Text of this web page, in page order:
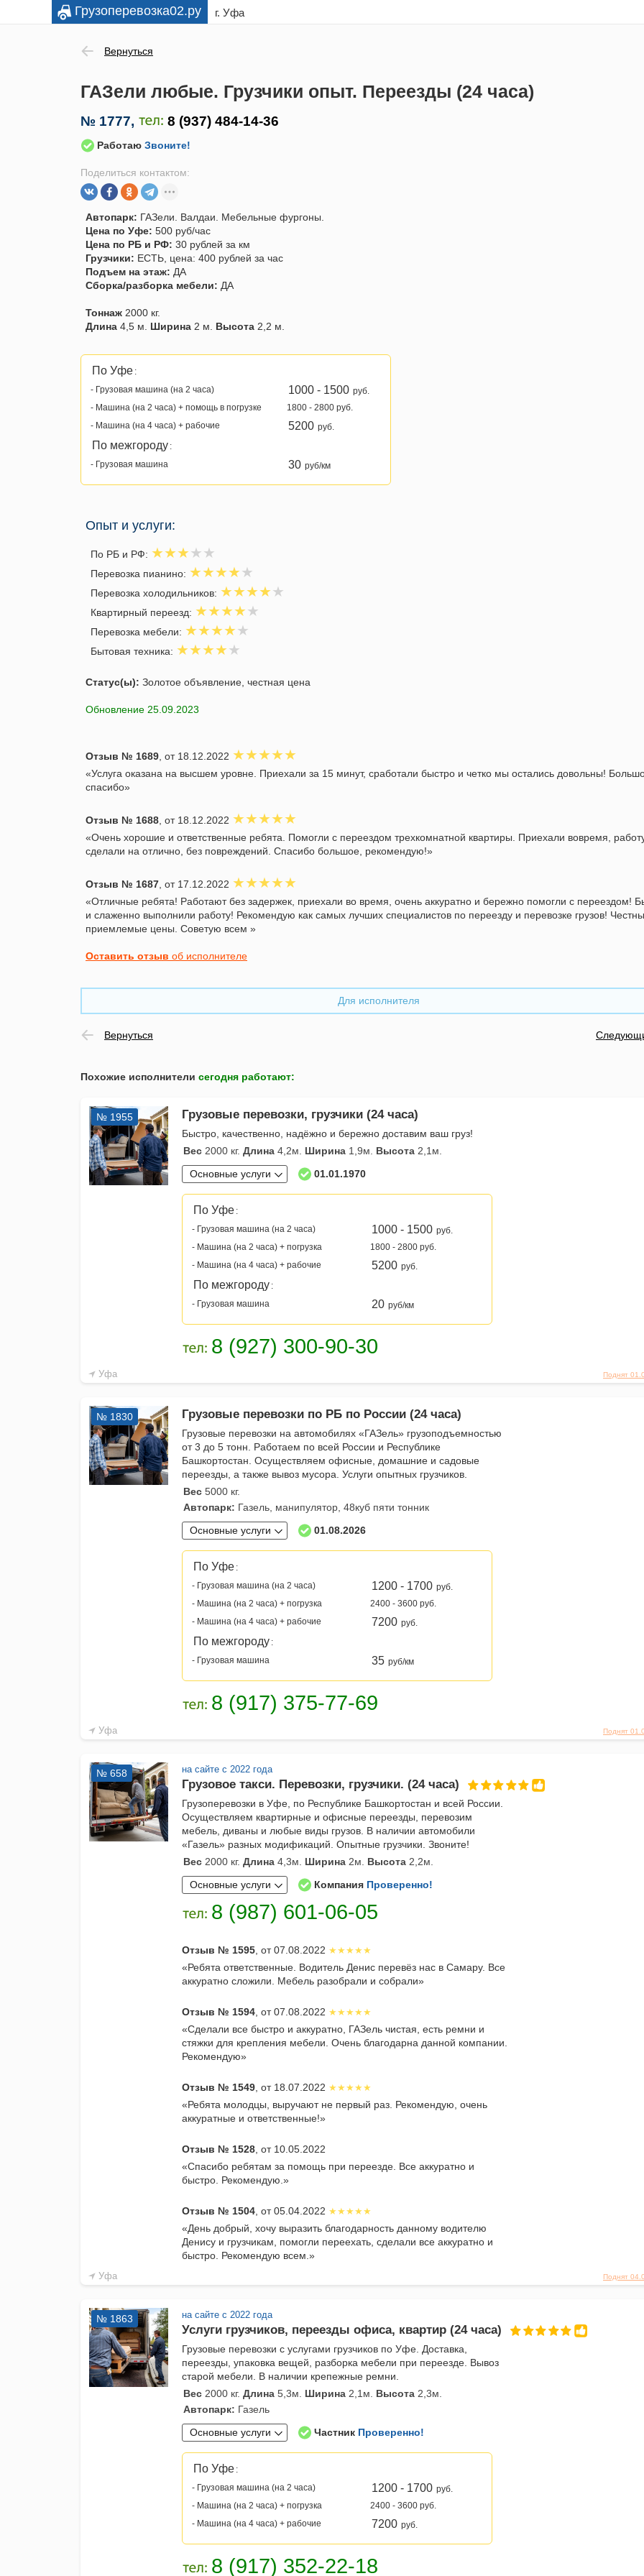
Грузоперевозка02.ру г. Уфа
Вернуться
ГАЗели любые. Грузчики опыт. Переезды (24 часа)
№ 1777,
Работаю Звоните!
Поделиться контактом:
Автопарк: ГАЗели. Валдаи. Мебельные фургоны.
Цена по Уфе: 500 руб/час
Цена по РБ и РФ: 30 рублей за км
Грузчики: ЕСТЬ, цена: 400 рублей за час
Подъем на этаж: ДА
Сборка/разборка мебели: ДА
Тоннаж 2000 кг.
Длина 4,5 м. Ширина 2 м. Высота 2,2 м.
По Уфе :
- Грузовая машина (на 2 часа)
1000 - 1500 руб.
- Машина (на 2 часа) + помощь в погрузке
1800 - 2800 руб.
- Машина (на 4 часа) + рабочие
5200 руб.
По межгороду :
- Грузовая машина
30 руб/км
Опыт и услуги:
По РБ и РФ:
Перевозка пианино:
Перевозка холодильников:
Квартирный переезд:
Перевозка мебели:
Бытовая техника:
Статус(ы): Золотое объявление, честная цена
Обновление 25.09.2023
Отзыв № 1689 , от 18.12.2022
«Услуга оказана на высшем уровне. Приехали за 15 минут, сработали быстро и четко мы остались довольны!
спасибо»
Отзыв № 1688 , от 18.12.2022
«Очень хорошие и ответственные ребята. Помогли с переездом трехкомнатной квартиры. Приехали вовремя,
сделали на отлично, без повреждений. Спасибо большое, рекомендую!»
Отзыв № 1687 , от 17.12.2022
«Отличные ребята! Работают без задержек, приехали во время, очень аккуратно и бережно помогли с переездом!
и слаженно выполнили работу! Рекомендую как самых лучших специалистов по переезду и перевозке грузов!
приемлемые цены. Советую всем »
Оставить отзыв об исполнителе
Для исполнителя
Вернуться
Похожие исполнители сегодня работают:
Уфа Поднят
№ 1955 Грузовые перевозки, грузчики (24 часа)
Быстро, качественно, надёжно и бережно доставим ваш груз!
Вес 2000 кг. Длина 4,2м. Ширина 1,9м. Высота 2,1м.
Основные услуги
01.01.1970
По Уфе :
- Грузовая машина (на 2 часа)
1000 - 1500 руб.
- Машина (на 2 часа) + погрузка
1800 - 2800 руб.
- Машина (на 4 часа) + рабочие
5200 руб.
По межгороду :
- Грузовая машина
20 руб/км
Уфа Поднят
№ 1830 Грузовые перевозки по РБ по России (24 часа)
Грузовые перевозки на автомобилях «ГАЗель» грузоподъемностью
от 3 до 5 тонн. Работаем по всей России и Республике
Башкортостан. Осуществляем офисные, домашние и садовые
переезды, а также вывоз мусора. Услуги опытных грузчиков.
Вес 5000 кг.
Автопарк: Газель, манипулятор, 48куб пяти тонник
Основные услуги
01.08.2026
По Уфе :
- Грузовая машина (на 2 часа)
1200 - 1700 руб.
- Машина (на 2 часа) + погрузка
2400 - 3600 руб.
- Машина (на 4 часа) + рабочие
7200 руб.
По межгороду :
- Грузовая машина
35 руб/км
Уфа Поднят
№ 658 на сайте с 2022 года
Грузовое такси. Перевозки, грузчики. (24 часа)
Грузоперевозки в Уфе, по Республике Башкортостан и всей России.
Осуществляем квартирные и офисные переезды, перевозим
мебель, диваны и любые виды грузов. В наличии автомобили
«Газель» разных модификаций. Опытные грузчики. Звоните!
Вес 2000 кг. Длина 4,3м. Ширина 2м. Высота 2,2м.
Основные услуги
Компания Проверенно!
Отзыв № 1595 , от 07.08.2022
«Ребята ответственные. Водитель Денис перевёз нас в Самару. Все
аккуратно сложили. Мебель разобрали и собрали»
Отзыв № 1594 , от 07.08.2022
«Сделали все быстро и аккуратно, ГАЗель чистая, есть ремни и
стяжки для крепления мебели. Очень благодарна данной компании.
Рекомендую»
Отзыв № 1549 , от 18.07.2022
«Ребята молодцы, выручают не первый раз. Рекомендую, очень
аккуратные и ответственные!»
Отзыв № 1528 , от 10.05.2022
«Спасибо ребятам за помощь при переезде. Все аккуратно и
быстро. Рекомендую.»
Отзыв № 1504 , от 05.04.2022
«День добрый, хочу выразить благодарность данному водителю
Денису и грузчикам, помогли переехать, сделали все аккуратно и
быстро. Рекомендую всем.»
№ 1863 на сайте с 2022 года
Услуги грузчиков, переезды офиса, квартир (24 часа)
Грузовые перевозки с услугами грузчиков по Уфе. Доставка,
переезды, упаковка вещей, разборка мебели при переезде. Вывоз
старой мебели. В наличии крепежные ремни.
Вес 2000 кг. Длина 5,3м. Ширина 2,1м. Высота 2,3м.
Автопарк: Газель
Основные услуги
Частник Проверенно!
По Уфе :
- Грузовая машина (на 2 часа)
1200 - 1700 руб.
- Машина (на 2 часа) + погрузка
2400 - 3600 руб.
- Машина (на 4 часа) + рабочие
7200 руб.